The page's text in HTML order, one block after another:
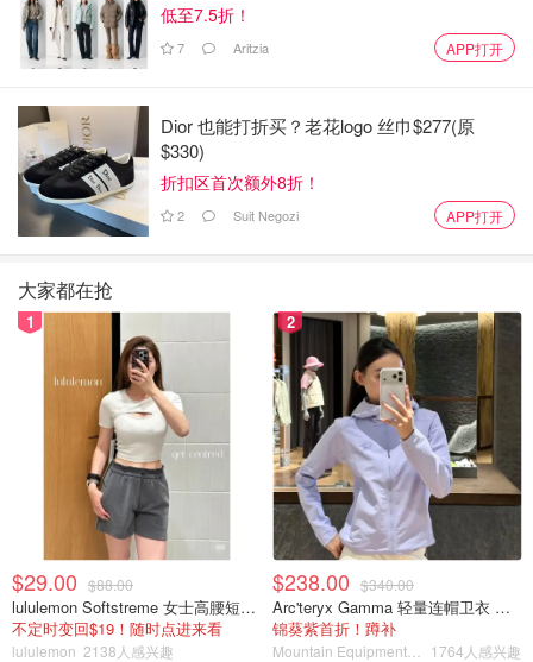
低至7.5折！
7 Aritzia APP打开
Dior 也能打折买？老花logo 丝巾$277(原
$330)
折扣区首次额外8折！
2 Suit Negozi APP打开
大家都在抢
1
$29.00 $88.00
lululemon Softstreme 女士高腰短裤 10cm
不定时变回$19！随时点进来看
lululemon 2138人感兴趣
2
$238.00 $340.00
Arc'teryx Gamma 轻量连帽卫衣 女款
锦葵紫首折！蹲补
1764人感兴趣